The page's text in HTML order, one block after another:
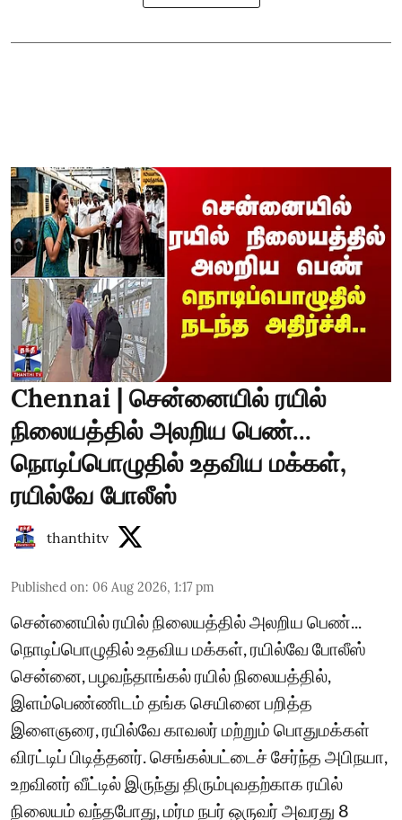
Chennai | சென்னையில் ரயில்
நிலையத்தில் அலறிய பெண்...
நொடிப்பொழுதில் உதவிய மக்கள்,
ரயில்வே போலீஸ்
thanthitv
Published on: 06 Aug 2026, 1:17 pm
சென்னையில் ரயில் நிலையத்தில் அலறிய பெண்...
நொடிப்பொழுதில் உதவிய மக்கள், ரயில்வே போலீஸ்
சென்னை, பழவந்தாங்கல் ரயில் நிலையத்தில்,
இளம்பெண்ணிடம் தங்க செயினை பறித்த
இளைஞரை, ரயில்வே காவலர் மற்றும் பொதுமக்கள்
விரட்டிப் பிடித்தனர். செங்கல்பட்டைச் சேர்ந்த அபிநயா,
உறவினர் வீட்டில் இருந்து திரும்புவதற்காக ரயில்
நிலையம் வந்தபோது, மர்ம நபர் ஒருவர் அவரது 8